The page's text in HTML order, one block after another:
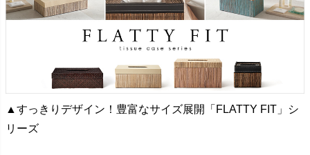
▲すっきりデザイン！豊富なサイズ展開「FLATTY FIT」シ
リーズ